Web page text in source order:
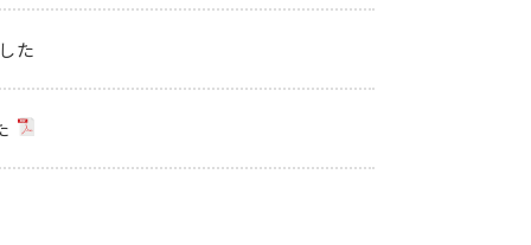
た